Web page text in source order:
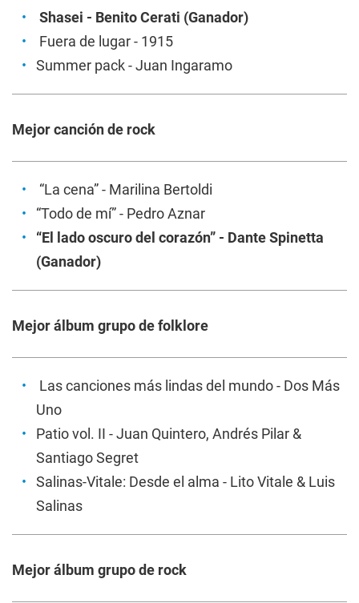
Shasei - Benito Cerati (Ganador)
Fuera de lugar- 1915
Summer pack- Juan Ingaramo
Mejor canción de rock
“La cena” - Marilina Bertoldi
“Todo de mí” - Pedro Aznar
“El lado oscuro del corazón” - Dante Spinetta
(Ganador)
Mejor álbum grupo de folklore
Las canciones más lindas del mundo- Dos Más
Uno
Patio vol. II - Juan Quintero, Andrés Pilar &
Santiago Segret
Salinas-Vitale: Desde el alma - Lito Vitale & Luis
Salinas
Mejor álbum grupo de rock